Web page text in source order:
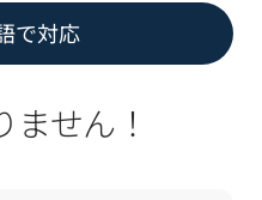
で対応
せん！